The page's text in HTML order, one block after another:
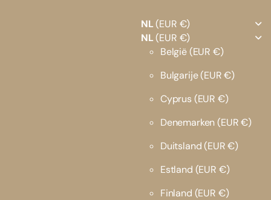
NL(EUR €)
NL(EUR €)
België(EUR €)
Bulgarije(EUR €)
Cyprus (EUR €)
Denemarken(EUR €)
Duitsland(EUR €)
Estland (EUR €)
Finland (EUR €)